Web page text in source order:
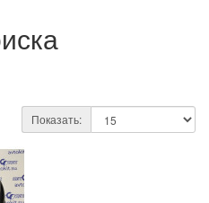
Показать: